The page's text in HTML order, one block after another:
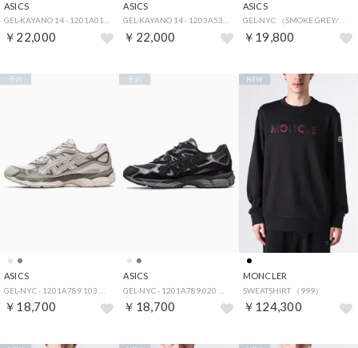
ASICS
￥22,000
ASICS
￥22,000
ASICS
GEL-NYC （SMOKE GREY/BLACK）
￥19,800
ASICS
￥18,700
予約
ASICS
￥18,700
予約
MONCLER
SWEATSHIRT （999）
￥124,300
NEW